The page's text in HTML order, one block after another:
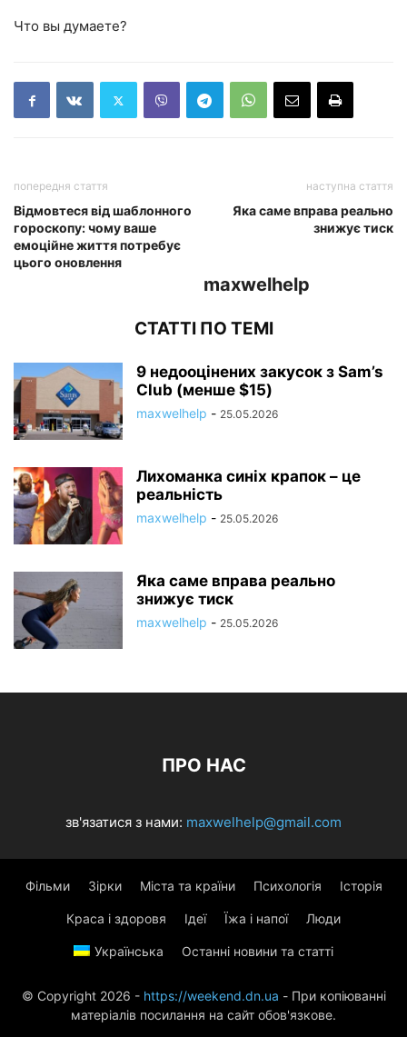
Что вы думаете?
попередня стаття
Відмовтеся від шаблонного
гороскопу: чому ваше
емоційне життя потребує
цього оновлення
наступна стаття
Яка саме вправа реально
знижує тиск
maxwelhelp
СТАТТІ ПО ТЕМІ
9 недооцінених закусок з Sam’s
Club (менше $15)
maxwelhelp - 25.05.2026
Лихоманка синіх крапок – це
реальність
maxwelhelp - 25.05.2026
Яка саме вправа реально
знижує тиск
maxwelhelp - 25.05.2026
ПРО НАС
зв'язатися з нами: maxwelhelp@gmail.com
Фільми Зірки Міста та країни Психологія Історія
Краса і здоровя Ідеї Їжа і напої Люди
Українська Останні новини та статті
© Copyright 2026 - https://weekend.dn.ua - При копіюванні
матеріалів посилання на сайт обов'язкове.